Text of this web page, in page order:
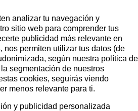
analizar tu navegación y
sitio web para comprender tus
publicidad más relevante en
nos permiten utilizar tus datos (de
según nuestra política de
segmentación de nuestros
cookies, seguirás viendo
menos relevante para ti.
y publicidad personalizada